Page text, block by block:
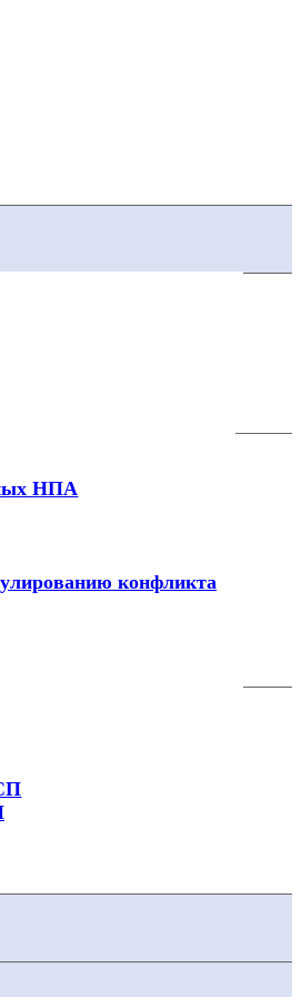
НПА
конфликта